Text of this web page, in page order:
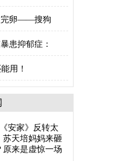
完卵——搜狗
患抑郁症：
用！